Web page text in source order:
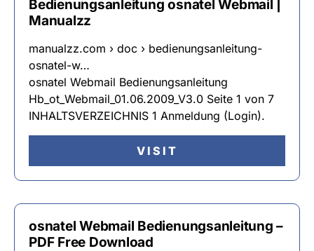
Bedienungsanleitung osnatel Webmail |
Manualzz
manualzz.com › doc › bedienungsanleitung-
osnatel-w…
osnatel Webmail Bedienungsanleitung
Hb_ot_Webmail_01.06.2009_V3.0 Seite 1 von 7
INHALTSVERZEICHNIS 1 Anmeldung (Login).
VISIT
osnatel Webmail Bedienungsanleitung –
PDF Free Download